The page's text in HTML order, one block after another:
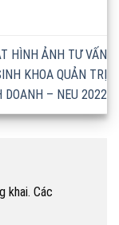
HÌNH ẢNH TƯ VẤN
KHOA QUẢN TRỊ
DOANH – NEU 2022
khai. Các